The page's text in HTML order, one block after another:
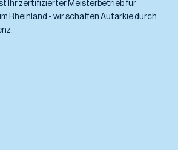
Ihr zertifizierter Meisterbetrieb für
Rheinland - wir schaffen Autarkie durch